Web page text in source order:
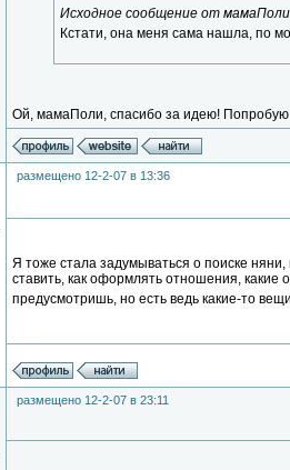
Исходное сообщение от мамаПоли
Кстати, она меня сама нашла, по
Ой, мамаПоли, спасибо за идею! Попробую
размещено 12-2-07 в 13:36
Я тоже стала задумываться о поиске
ставить, как оформлять отношения, какие
предусмотришь, но есть ведь какие-то
размещено 12-2-07 в 23:11